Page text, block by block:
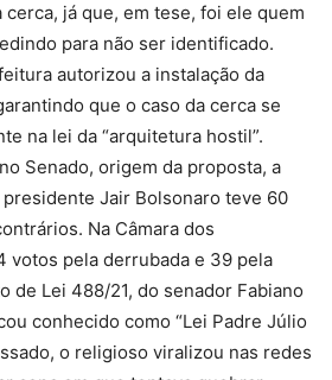
já que, em tese, foi ele quem
para não ser identificado.
autorizou a instalação da
que o caso da cerca se
na lei da “arquitetura hostil”.
Senado, origem da proposta, a
Jair Bolsonaro teve 60
Na Câmara dos
votos pela derrubada e 39 pela
de Lei 488/21, do senador Fabiano
conhecido como “Lei Padre Júlio
o religioso viralizou nas redes